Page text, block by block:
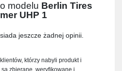
modelu Berlin Tires
UHP 1
jeszcze żadnej opinii.
którzy nabyli produkt i
zbierane, weryfikowane i